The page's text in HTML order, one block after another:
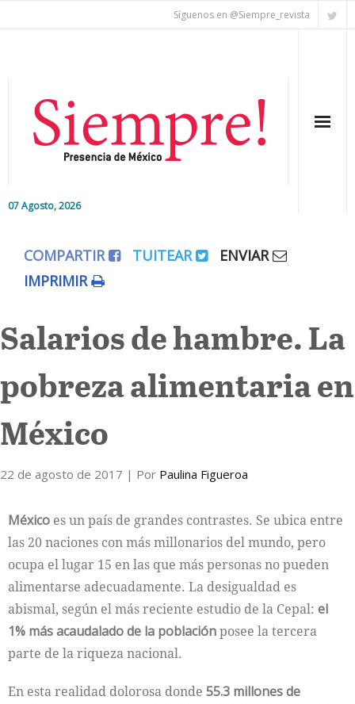
Síguenos en @Siempre_revista
07 Agosto, 2026
Editorial
Colaboradores
Internacional
Cultura
COMPARTIR TUITEAR
ENVIAR
IMPRIMIR
Salarios de hambre. La
pobreza alimentaria en
México
22 de agosto de 2017 | Por Paulina Figueroa
México es un país de grandes contrastes. Se ubica entre
las 20 naciones con más millonarios del mundo, pero
ocupa el lugar 15 en las que más personas no pueden
alimentarse adecuadamente. La desigualdad es
abismal, según el más reciente estudio de la Cepal: el
1% más acaudalado de la poblaciónposee la tercera
parte de la riqueza nacional.
En esta realidad dolorosa donde 55.3 millones de